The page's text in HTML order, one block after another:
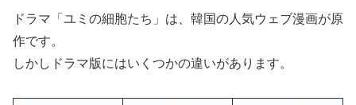
ドラマ「ユミの細胞たち」は、韓国の人気ウェブ漫画が原
作です。
しかしドラマ版にはいくつかの違いがあります。